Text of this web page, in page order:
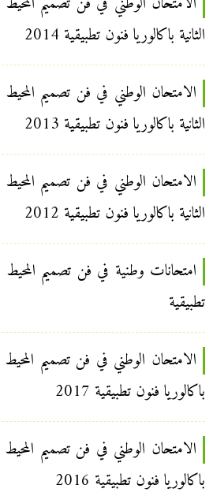
الثانية باكالوريا فنون تطبيقية 2014
الامتحان الوطني في فن تصميم
الثانية باكالوريا فنون تطبيقية 2013
الامتحان الوطني في فن تصميم
الثانية باكالوريا فنون تطبيقية 2012
امتحانات وطنية في فن تصميم المحيط
تطبيقية
الامتحان الوطني في فن تصميم المحيط
باكالوريا فنون تطبيقية 2017
الامتحان الوطني في فن تصميم المحيط
باكالوريا فنون تطبيقية 2016